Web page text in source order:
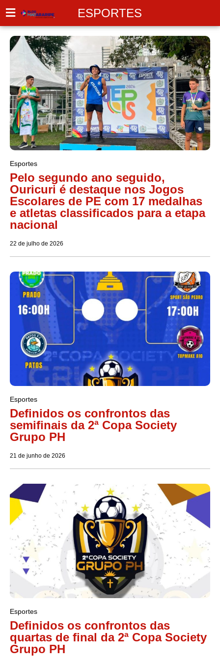
ESPORTES
Esportes
Pelo segundo ano seguido,
Ouricuri é destaque nos Jogos
Escolares de PE com 17 medalhas
e atletas classificados para a etapa
nacional
22 de julho de 2026
Esportes
Definidos os confrontos das
semifinais da 2ª Copa Society
Grupo PH
21 de junho de 2026
Esportes
Definidos os confrontos das
quartas de final da 2ª Copa Society
Grupo PH